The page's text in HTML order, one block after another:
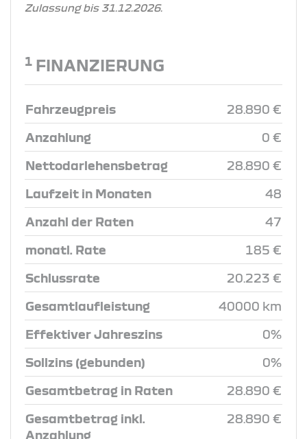
Zulassung bis 31.12.2026.
1 FINANZIERUNG
Fahrzeugpreis 28.890 €
Anzahlung 0 €
Nettodarlehensbetrag 28.890 €
Laufzeit in Monaten 48
Anzahl der Raten 47
monatl. Rate 185 €
Schlussrate 20.223 €
Gesamtlaufleistung 40000 km
Effektiver Jahreszins 0%
Sollzins (gebunden) 0%
Gesamtbetrag in Raten 28.890 €
Gesamtbetrag inkl.
Anzahlung
28.890 €